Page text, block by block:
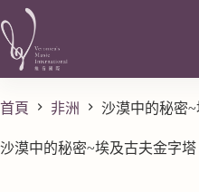
首頁 非洲 沙漠中的秘密
沙漠中的秘密~埃及古夫金字塔